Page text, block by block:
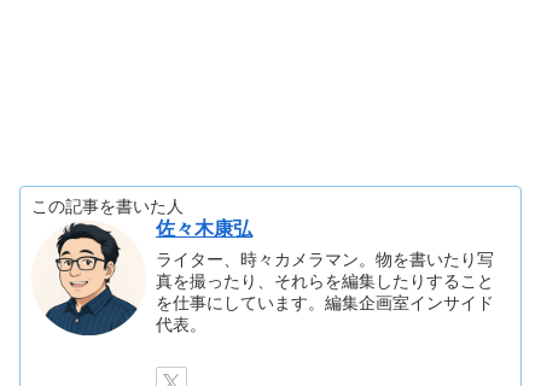
この記事を書いた人
佐々木康弘
ライター、時々カメラマン。物を書いたり写
真を撮ったり、それらを編集したりすること
を仕事にしています。編集企画室インサイド
代表。